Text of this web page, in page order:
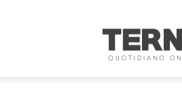
Oggi